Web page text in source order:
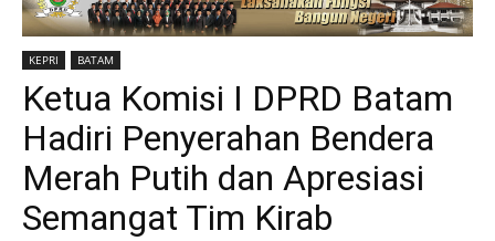
KEPRI BATAM
Ketua Komisi I DPRD Batam
Hadiri Penyerahan Bendera
Merah Putih dan Apresiasi
Semangat Tim Kirab